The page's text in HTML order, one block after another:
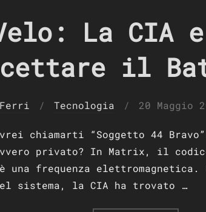
La CIA
il
Tecnologia
Pubblicato
20 Maggio
chiamarti “Soggetto 44
privato? In Matrix, il
una frequenza
sistema, la CIA ha trovato …